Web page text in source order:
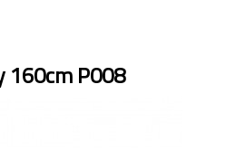
160cm P008